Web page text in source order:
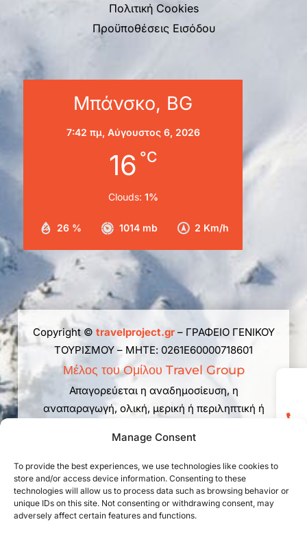
Manage Consent
To provide the best experiences, we use technologies like cookies to
store and/or access device information. Consenting to these
technologies will allow us to process data such as browsing behavior or
unique IDs on this site. Not consenting or withdrawing consent, may
adversely affect certain features and functions.
Πολιτική Cookies
Προϋποθέσεις Εισόδου
Μπάνσκο, BG
7:42 πμ, Αύγουστος 6, 2026
16 °C
26 % 1014 mb 2 Km/h
Clouds: 1%
Copyright © travelproject.gr– ΓΡΑΦΕΙΟ ΓΕΝΙΚΟΥ
ΤΟΥΡΙΣΜΟΥ – ΜΗΤΕ: 0261Ε60000718601
Μέλος του Ομίλου Travel Group
Απαγορεύεται η αναδημοσίευση, η
αναπαραγωγή, ολική, μερική ή περιληπτική ή
περιεχομένου του παρόντος web site με
οποιονδήποτε τρόπο, ηλεκτρονικό, μηχανικό,
φωτοτυπικό, ηχογράφησης ή άλλο, χωρίς
προηγούμενη γραπτή άδεια. Νόμος 2121/1993 και
κανόνες Διεθνούς Δικαίου που ισχύουν στην